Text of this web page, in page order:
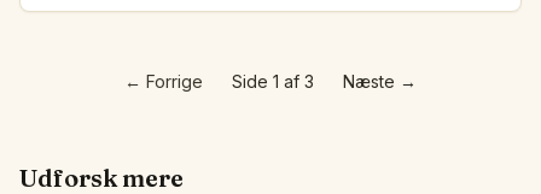
← Forrige Side 1 af 3 Næste →
Udforsk mere